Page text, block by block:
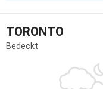
TORONTO
Bedeckt